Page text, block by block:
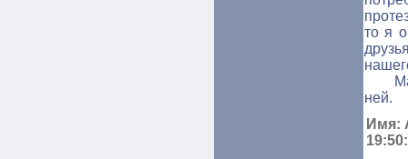
то я
ней.
Имя: